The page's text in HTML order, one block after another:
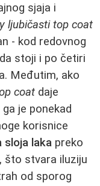
sjaja i
ljubičasti top coat
- kod redovnog
stoji i po četiri
Međutim, ako
coat daje
je ponekad
korisnice
sloja laka preko
što stvara iluziju
od sporog